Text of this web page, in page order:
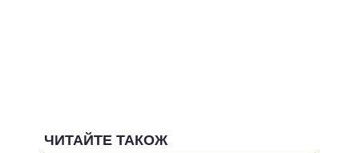
ЧИТАЙТЕ ТАКОЖ